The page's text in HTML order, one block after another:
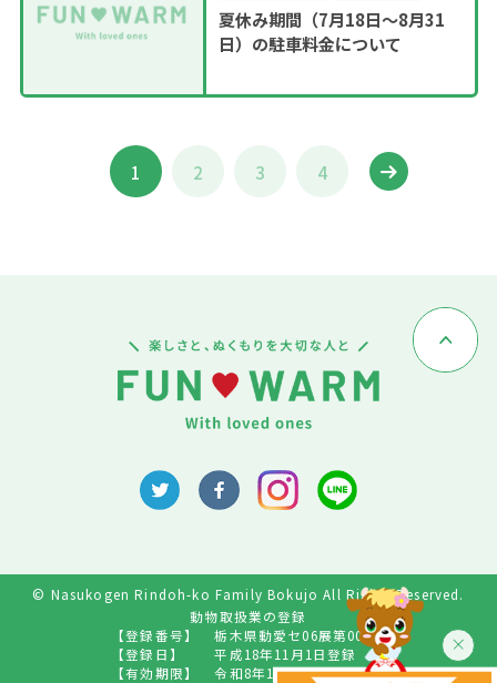
夏休み期間（7月18日～8月31
日）の駐車料金について
1 2 3 4
© Nasukogen Rindoh-ko Family Bokujo All Rights Reserved.
動物取扱業の登録
【登録番号】
栃木県動愛セ06展第009号
【登録日】
平成18年11月1日登録
【有効期限】
令和8年10月31日